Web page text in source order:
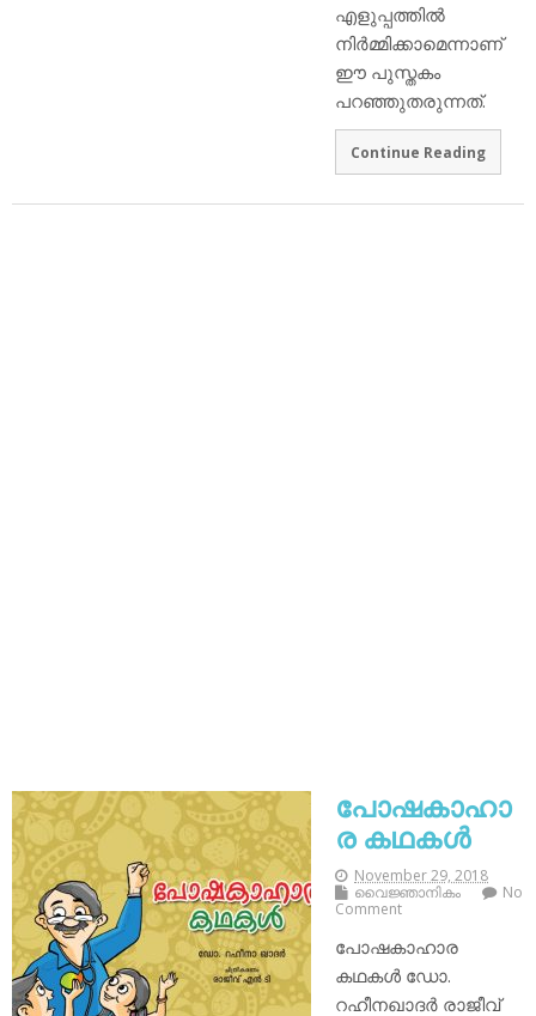
എളുപ്പത്തില്‍
നിര്‍മ്മിക്കാമെന്നാണ്
ഈ പുസ്തകം
പറഞ്ഞുതരുന്നത്.
Continue Reading
പോഷകാഹാ
ര കഥകൾ
November 29, 2018
വൈജ്ഞാനികം
No
Comment
പോഷകാഹാര
കഥകൾ ഡോ.
റഹീനഖാദർ രാജീവ്